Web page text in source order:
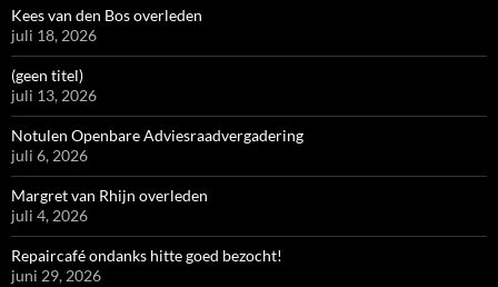
Kees van den Bos overleden
juli 18, 2026
(geen titel)
juli 13, 2026
Notulen Openbare Adviesraadvergadering
juli 6, 2026
Margret van Rhijn overleden
juli 4, 2026
Repaircafé ondanks hitte goed bezocht!
juni 29, 2026